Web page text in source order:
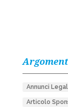
Annunci
Articolo